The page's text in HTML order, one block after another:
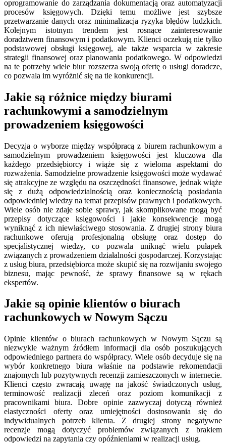
oprogramowanie do zarządzania dokumentacją oraz automatyzacji
procesów księgowych. Dzięki temu możliwe jest szybsze
przetwarzanie danych oraz minimalizacja ryzyka błędów ludzkich.
Kolejnym istotnym trendem jest rosnące zainteresowanie
doradztwem finansowym i podatkowym. Klienci oczekują nie tylko
podstawowej obsługi księgowej, ale także wsparcia w zakresie
strategii finansowej oraz planowania podatkowego. W odpowiedzi
na te potrzeby wiele biur rozszerza swoją ofertę o usługi doradcze,
co pozwala im wyróżnić się na tle konkurencji.
Jakie są różnice między biurami
rachunkowymi a samodzielnym
prowadzeniem księgowości
Decyzja o wyborze między współpracą z biurem rachunkowym a
samodzielnym prowadzeniem księgowości jest kluczowa dla
każdego przedsiębiorcy i wiąże się z wieloma aspektami do
rozważenia. Samodzielne prowadzenie księgowości może wydawać
się atrakcyjne ze względu na oszczędności finansowe, jednak wiąże
się z dużą odpowiedzialnością oraz koniecznością posiadania
odpowiedniej wiedzy na temat przepisów prawnych i podatkowych.
Wiele osób nie zdaje sobie sprawy, jak skomplikowane mogą być
przepisy dotyczące księgowości i jakie konsekwencje mogą
wyniknąć z ich niewłaściwego stosowania. Z drugiej strony biura
rachunkowe oferują profesjonalną obsługę oraz dostęp do
specjalistycznej wiedzy, co pozwala uniknąć wielu pułapek
związanych z prowadzeniem działalności gospodarczej. Korzystając
z usług biura, przedsiębiorca może skupić się na rozwijaniu swojego
biznesu, mając pewność, że sprawy finansowe są w rękach
ekspertów.
Jakie są opinie klientów o biurach
rachunkowych w Nowym Sączu
Opinie klientów o biurach rachunkowych w Nowym Sączu są
niezwykle ważnym źródłem informacji dla osób poszukujących
odpowiedniego partnera do współpracy. Wiele osób decyduje się na
wybór konkretnego biura właśnie na podstawie rekomendacji
znajomych lub pozytywnych recenzji zamieszczonych w internecie.
Klienci często zwracają uwagę na jakość świadczonych usług,
terminowość realizacji zleceń oraz poziom komunikacji z
pracownikami biura. Dobre opinie zazwyczaj dotyczą również
elastyczności oferty oraz umiejętności dostosowania się do
indywidualnych potrzeb klienta. Z drugiej strony negatywne
recenzje mogą dotyczyć problemów związanych z brakiem
odpowiedzi na zapytania czy opóźnieniami w realizacji usług.